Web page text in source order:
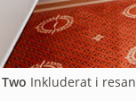
Inkluderat i resan